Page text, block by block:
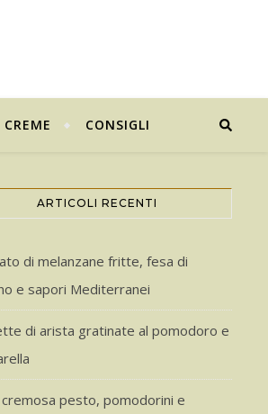
CREME CONSIGLI
ARTICOLI RECENTI
di melanzane fritte, fesa di
e sapori Mediterranei
di arista gratinate al pomodoro e
pesto, pomodorini e